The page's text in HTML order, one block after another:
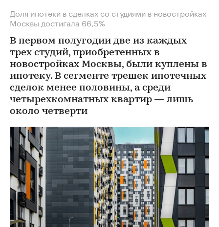
Доля ипотеки в сделках со студиями в новостройках
Москвы достигала 66,5%
В первом полугодии две из каждых
трех студий, приобретенных в
новостройках Москвы, были куплены в
ипотеку. В сегменте трешек ипотечных
сделок менее половины, а среди
четырехкомнатных квартир — лишь
около четверти